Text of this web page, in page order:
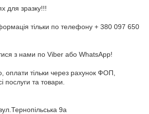
для зразку!!!
тільки по телефону + 380 097 650
з нами по Viber або WhatsApp!
оплати тільки через рахунок ФОП,
послуги та товари.
9а